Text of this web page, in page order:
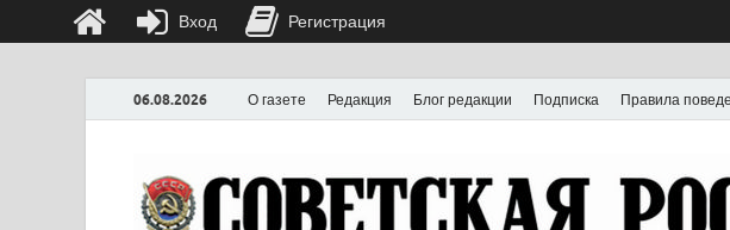
06.08.2026 О газете Редакция Блог редакции Подписка Правила
Вход Регистрация